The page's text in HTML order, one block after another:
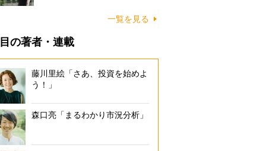
一覧を見る
の著者・連載
藤川里絵「さあ、投資を始めよ
う！」
森口亮「まるわかり市況分析」